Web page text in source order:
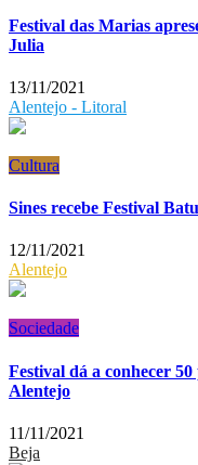
Festival das Marias
Julia
13/11/2021
Alentejo - Litoral
Cultura
Sines recebe Festival
12/11/2021
Alentejo
Sociedade
Festival dá a conhecer
Alentejo
11/11/2021
Beja